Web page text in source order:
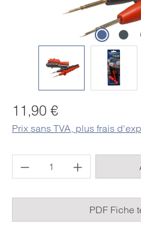
Prix régulier :
11,90 €
Prix ​​sans TVA, plus frais
Quantité de produit
PDF Fiche